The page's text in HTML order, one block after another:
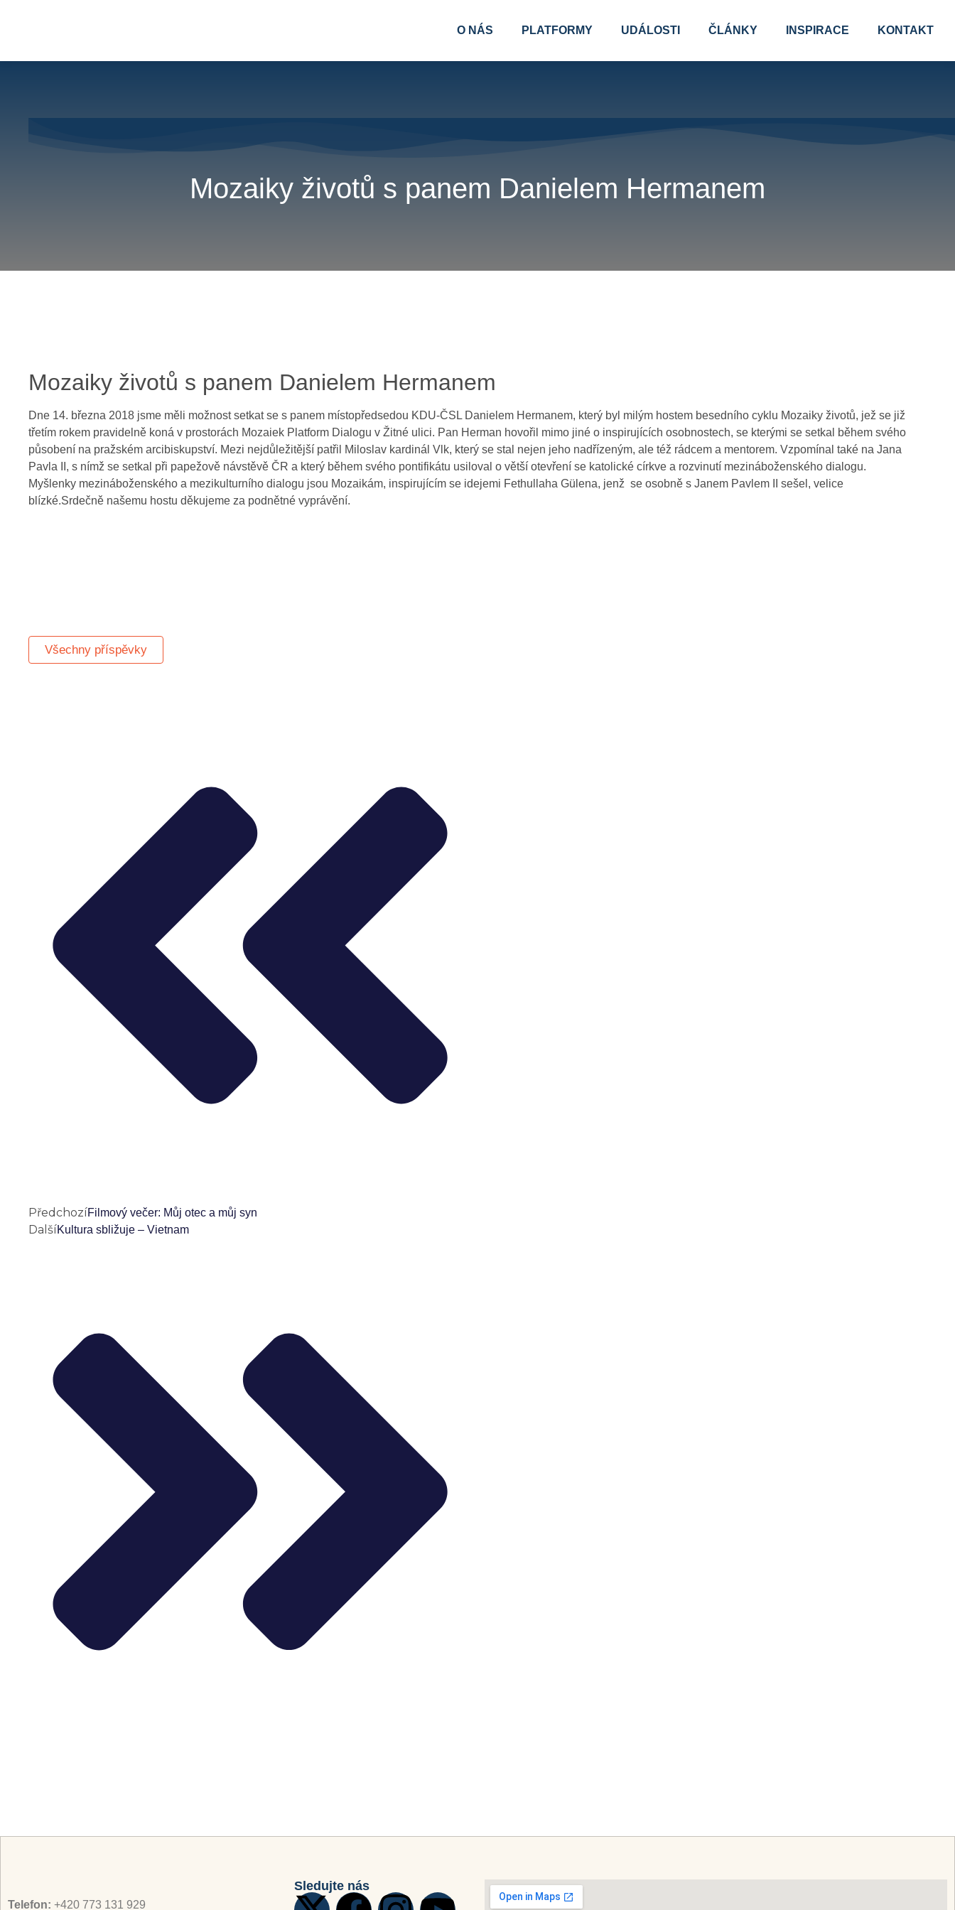
O NÁS PLATFORMY UDÁLOSTI ČLÁNKY INSPIRACE KONTAKT
Mozaiky životů s panem Danielem Hermanem
Mozaiky životů s panem Danielem Hermanem
Dne 14. března 2018 jsme měli možnost setkat se s panem místopředsedou KDU-ČSL Danielem Hermanem, který byl milým hostem besedního cyklu Mozaiky životů, jež se již
třetím rokem pravidelně koná v prostorách Mozaiek Platform Dialogu v Žitné ulici. Pan Herman hovořil mimo jiné o inspirujících osobnostech, se kterými se setkal během svého
působení na pražském arcibiskupství. Mezi nejdůležitější patřil Miloslav kardinál Vlk, který se stal nejen jeho nadřízeným, ale též rádcem a mentorem. Vzpomínal také na Jana
Pavla II, s nímž se setkal při papežově návstěvě ČR a který během svého pontifikátu usiloval o větší otevření se katolické církve a rozvinutí mezináboženského dialogu.
Myšlenky mezináboženského a mezikulturního dialogu jsou Mozaikám, inspirujícím se idejemi Fethullaha Gülena, jenž se osobně s Janem Pavlem II sešel, velice
blízké.Srdečně našemu hostu děkujeme za podnětné vyprávění.
Všechny příspěvky
PředchozíFilmový večer: Můj otec a můj syn
DalšíKultura sbližuje – Vietnam
Telefon: +420 773 131 929
Sledujte nás